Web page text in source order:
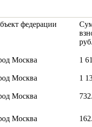
федерации
руб.
Москва 1
Москва 1
Москва
Москва